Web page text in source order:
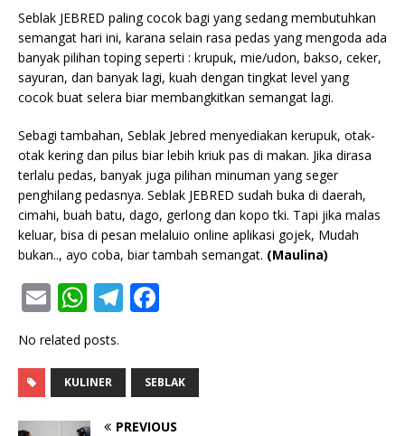
Seblak JEBRED paling cocok bagi yang sedang membutuhkan
semangat hari ini, karana selain rasa pedas yang mengoda ada
banyak pilihan toping seperti : krupuk, mie/udon, bakso, ceker,
sayuran, dan banyak lagi, kuah dengan tingkat level yang
cocok buat selera biar membangkitkan semangat lagi.
Sebagi tambahan, Seblak Jebred menyediakan kerupuk, otak-
otak kering dan pilus biar lebih kriuk pas di makan. Jika dirasa
terlalu pedas, banyak juga pilihan minuman yang seger
penghilang pedasnya. Seblak JEBRED sudah buka di daerah,
cimahi, buah batu, dago, gerlong dan kopo tki. Tapi jika malas
keluar, bisa di pesan melaluio online aplikasi gojek, Mudah
bukan.., ayo coba, biar tambah semangat. (Maulina)
E
m
ai
W
at
s
A
T
ra
e
b
No related posts.
KULINER SEBLAK
PREVIOUS